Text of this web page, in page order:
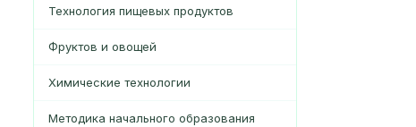
Технология пищевых продуктов
Фруктов и овощей
Химические технологии
Методика начального образования